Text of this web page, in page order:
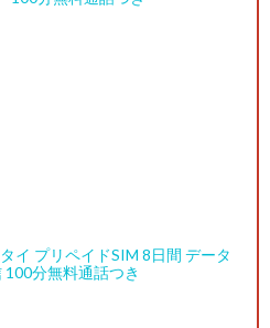
イ プリペイドSIM 8日間 データ
100分無料通話つき